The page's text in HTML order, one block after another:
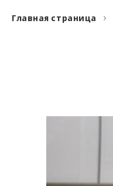
Главная страница